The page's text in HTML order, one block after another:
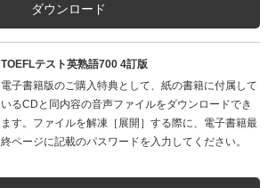
ダウンロード
TOEFLテスト英熟語700 4訂版
電子書籍版のご購入特典として、紙の書籍に付属して
いるCDと同内容の音声ファイルをダウンロードでき
ます。ファイルを解凍［展開］する際に、電子書籍最
終ページに記載のパスワードを入力してください。